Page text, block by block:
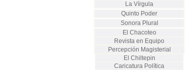
La Vírgula
Quinto Poder
Sonora Plural
El Chacoteo
Revista en Equipo
Percepción Magisterial
El Chiltepin
Caricatura Política